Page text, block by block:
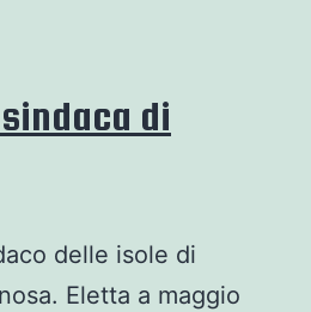
Pappé
di
delle isole di
Eletta a maggio